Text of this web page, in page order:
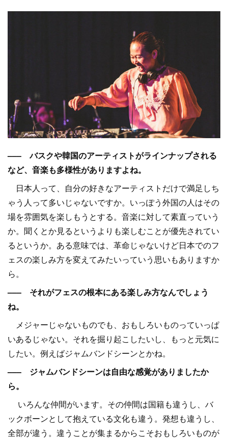
––– バスクや韓国のアーティストがラインナップされる
など、音楽も多様性がありますよね。
日本人って、自分の好きなアーティストだけで満足しち
ゃう人って多いじゃないですか。いっぽう外国の人はその
場を雰囲気を楽しもうとする。音楽に対して素直っていう
か。聞くとか見るというよりも楽しむことが優先されてい
るというか。ある意味では、革命じゃないけど日本でのフ
ェスの楽しみ方を変えてみたいっていう思いもありますか
ら。
––– それがフェスの根本にある楽しみ方なんでしょう
ね。
メジャーじゃないものでも、おもしろいものっていっぱ
いあるじゃない。それを掘り起こしたいし、もっと元気に
したい。例えばジャムバンドシーンとかね。
––– ジャムバンドシーンは自由な感覚がありましたか
ら。
いろんな仲間がいます。その仲間は国籍も違うし、バ
ックボーンとして抱えている文化も違う。発想も違うし、
全部が違う。違うことが集まるからこそおもしろいものが